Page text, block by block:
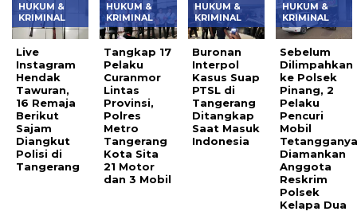
HUKUM &
KRIMINAL
Live
Instagram
Hendak
Tawuran,
16 Remaja
Berikut
Sajam
Diangkut
Polisi di
Tangerang
HUKUM &
KRIMINAL
Tangkap 17
Pelaku
Curanmor
Lintas
Provinsi,
Polres
Metro
Tangerang
Kota Sita
21 Motor
dan 3 Mobil
HUKUM &
KRIMINAL
Buronan
Interpol
Kasus Suap
PTSL di
Tangerang
Ditangkap
Saat Masuk
Indonesia
HUKUM &
KRIMINAL
Sebelum
Dilimpahkan
ke Polsek
Pinang, 2
Pelaku
Pencuri
Mobil
Diamankan
Anggota
Reskrim
Polsek
Kelapa Dua